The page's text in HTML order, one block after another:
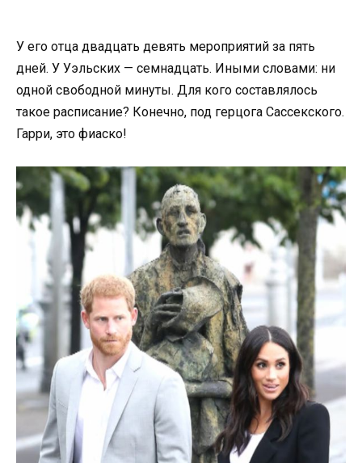
У его отца двадцать девять мероприятий за пять
дней. У Уэльских — семнадцать. Иными словами: ни
одной свободной минуты. Для кого составлялось
такое расписание? Конечно, под герцога Сассекского.
Гарри, это фиаско!